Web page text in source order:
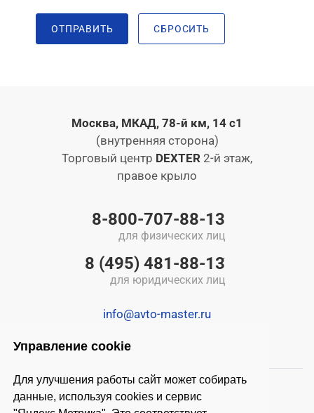
Управление cookie
Для улучшения работы сайт может собирать
данные, используя cookies и сервис
ОТПРАВИТЬ СБРОСИТЬ
Москва, МКАД, 78-й км, 14 с1
(внутренняя сторона)
Торговый центр DEXTER 2-й этаж,
правое крыло
8-800-707-88-13
для физических лиц
8 (495) 481-88-13
для юридических лиц
info@avto-master.ru